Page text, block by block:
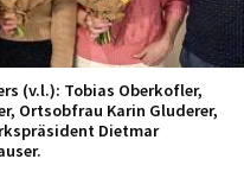
(v.l.): Tobias Oberkofler,
Ortsobfrau Karin Gluderer,
Dietmar